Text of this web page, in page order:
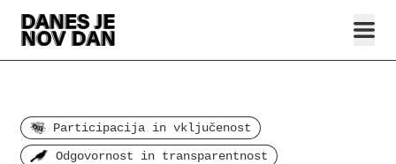
Participacija in vključenost
Odgovornost in transparentnost